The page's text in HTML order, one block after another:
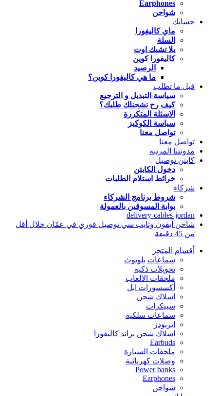
Earphones
شواحن
حسابك
ماي كاليفورا
السلة
يلا تشيك اوت
كاليفورا كوين
الرصيد
ما هي كاليفورا كوين؟
قبل ما تطلب
سياسة التبديل و الترجيع
كيف رح نشحنلك طلبك؟
الاسئلة المتكررة
سياسة الكوكيز
تواصل معنا
تواصل معنا
مدونتنا المرتبة
كابتن توصيل
دخول الكابتن
خرائط استلام الطلبات
شركاء
شروط برنامج الشركاء
بوابة المسوقين بالعمولة
delivery-cables-jordan
شاحن آيفون وتايب سي توصيل فوري في عمّان خلال أقل
من 45 دقيقة
أقسام المتجر
سماعات بلوتوث
تحويلات ذكية
ملحقات الالعاب
أكسسورات ابل
اسلاك شحن
سبيكرات
سماعات سلكية
ايربودز
اسلاك شحن براند كاليفورا
Earbuds
ملحقات السيارة
وصلات كهربائية
Power banks
Earphones
شواحن